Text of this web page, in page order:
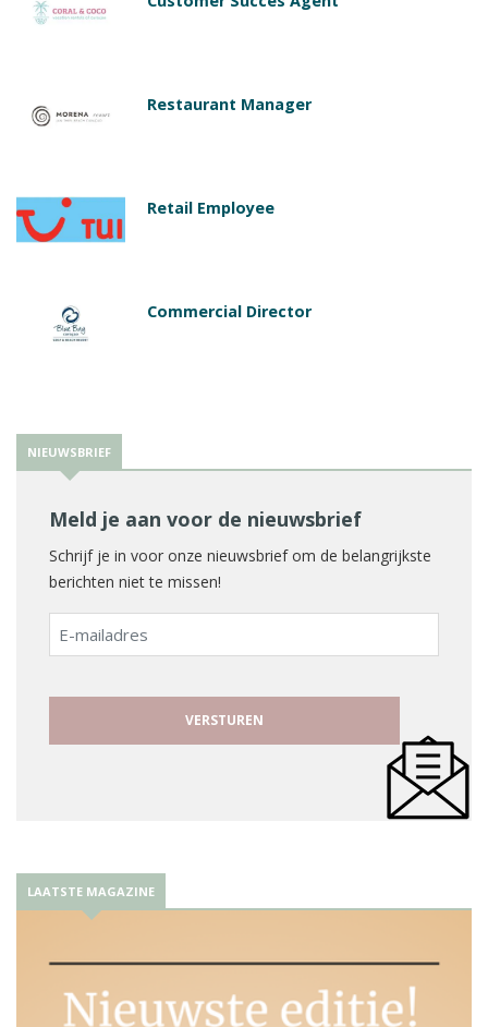
Restaurant Manager
Retail Employee
Commercial Director
NIEUWSBRIEF
Meld je aan voor de nieuwsbrief
Schrijf je in voor onze nieuwsbrief om de belangrijkste
berichten niet te missen!
E-
mailadres
LAATSTE MAGAZINE